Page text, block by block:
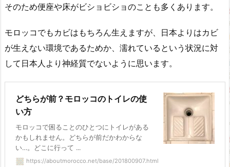
そのため便座や床がビショビショのことも多くあります。
モロッコでもカビはもちろん生えますが、日本よりはカビ
が生えない環境であるためか、濡れているという状況に対
して日本人より神経質でないように思います。
どちらが前？モロッコのトイレの使
い方
モロッコで困ることのひとつにトイレがある
かもしれません。どちらが前だかわからな
い…。どこに行って ...
https://aboutmorocco.net/base/201800907.html